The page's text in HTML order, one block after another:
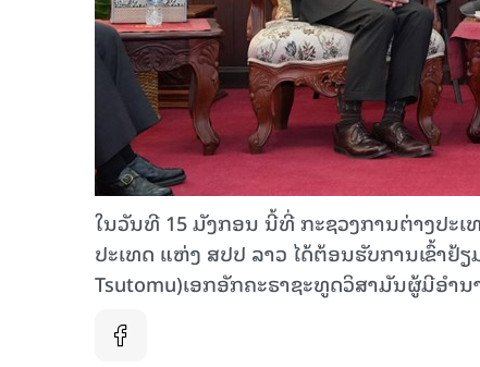
ໃນວັນທີ 15 ມັງກອນ ນີ້ທີ່ ກະຊວງການຕ່າງປ
ປະເທດ ແຫ່ງ ສປປ ລາວ ໄດ້ຕ້ອນຮັບການເຂົ້າຢ້
Tsutomu)ເອກອັກຄະຣາຊະທູດວິສາມັນຜູ້ມີອຳ